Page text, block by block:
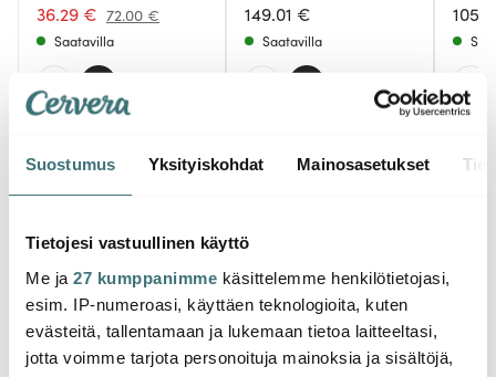
Suostumus Yksityiskohdat Mainosasetukset
Tietojesi vastuullinen käyttö
Me ja 27 kumppanimme käsittelemme henkilötietojasi,
esim. IP-numeroasi, käyttäen teknologioita, kuten
evästeitä, tallentamaan ja lukemaan tietoa laitteeltasi,
jotta voimme tarjota personoituja mainoksia ja sisältöjä,
36.29 € 72.00 €
Saatavilla
cm Harmaa
149.01 €
Saatavilla
Saatat pitää myös näistä
-24% -24%